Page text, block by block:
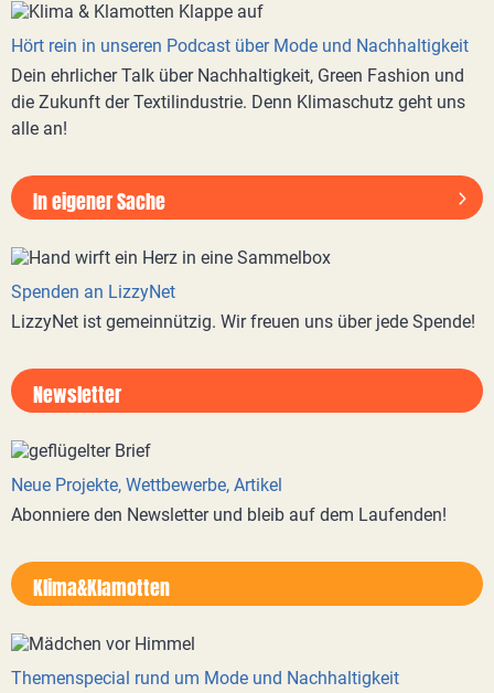
Hört rein in unseren Podcast über Mode und Nachhaltigkeit
Dein ehrlicher Talk über Nachhaltigkeit, Green Fashion und
die Zukunft der Textilindustrie. Denn Klimaschutz geht uns
alle an!
In eigener Sache
Spenden an LizzyNet
LizzyNet ist gemeinnützig. Wir freuen uns über jede Spende!
Newsletter
Neue Projekte, Wettbewerbe, Artikel
Abonniere den Newsletter und bleib auf dem Laufenden!
Klima&Klamotten
Themenspecial rund um Mode und Nachhaltigkeit